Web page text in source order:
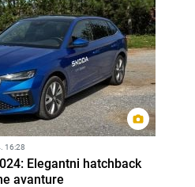
16:28
Elegantni hatchback
avanture